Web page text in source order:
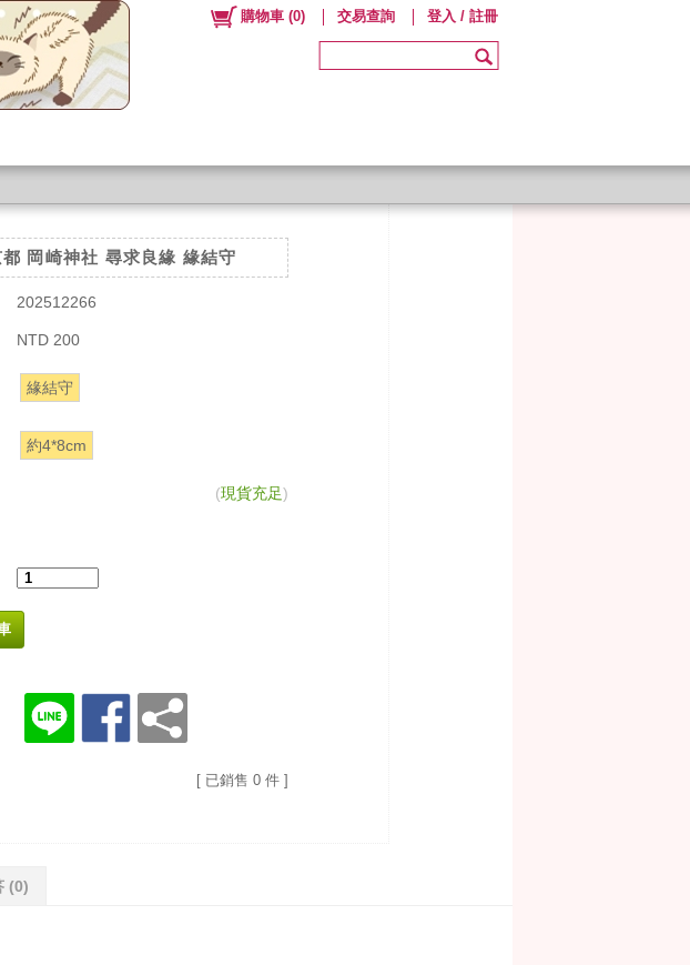
購物車 (0) 交易查詢 登入 / 註冊
岡崎神社 尋求良緣 緣結守
202512266
NTD 200
緣結守
約4*8cm
(現貨充足)
[ 已銷售 0 件 ]
(0)